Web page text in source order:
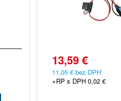
13,59 €
11,05 € bez DPH
+RP s DPH 0,02 €